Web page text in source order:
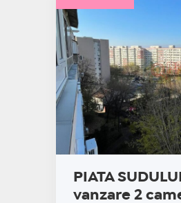
PIATA
vanzare 2